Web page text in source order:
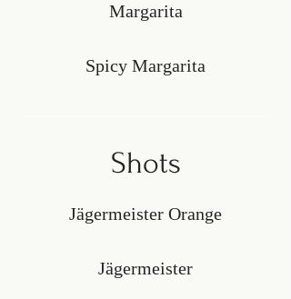
Margarita
Spicy Margarita
Shots
Jägermeister Orange
Jägermeister